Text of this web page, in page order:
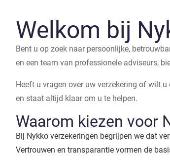
Welkom bij
Bent u op zoek naar persoonlijke,
en een team van professionele adviseurs,
Heeft u vragen over uw verzekering of wilt
en staat altijd klaar om u te helpen.
Waarom kiezen voor
Bij Nykko verzekeringen begrijpen we dat
Vertrouwen en transparantie vormen de